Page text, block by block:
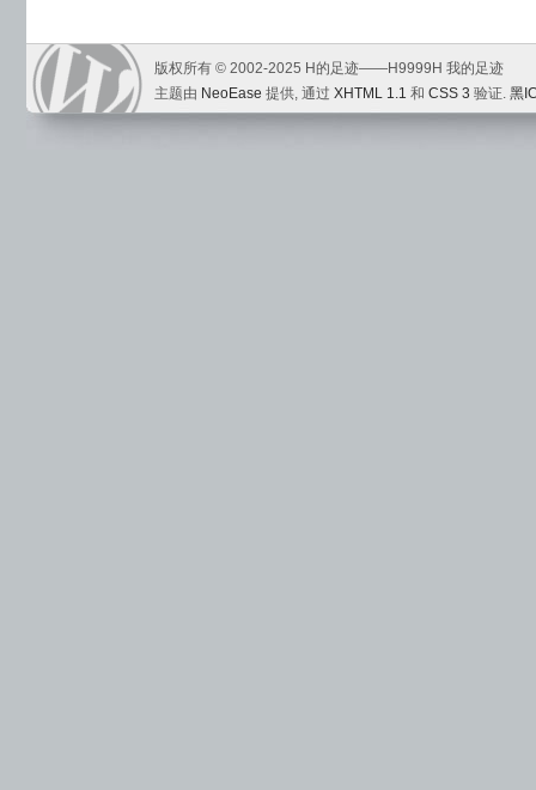
版权所有 © 2002-2025 H的足迹——H9999H 我的足迹
主题由 NeoEase 提供, 通过 XHTML 1.1 和 CSS 3 验证. 黑